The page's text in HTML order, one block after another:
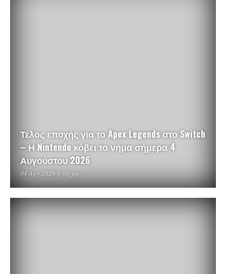
Τέλος εποχής για το Apex Legends στο Switch
– Η Nintendo κόβει το νήμα σήμερα 4
Αυγούστου 2026
04 Αυγ 2026 9:00 μμ